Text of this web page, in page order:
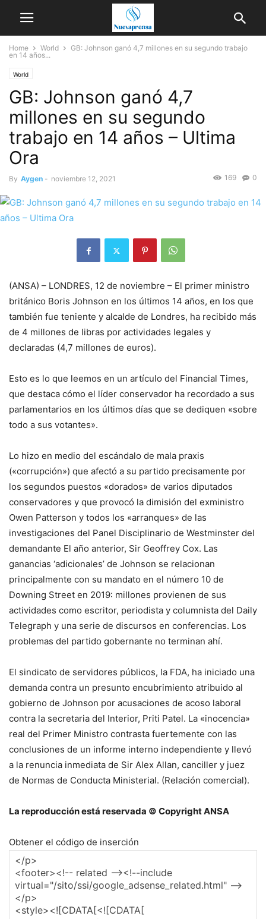
Home World
GB: Johnson ganó 4,7 millones en su segundo trabajo
en 14 años...
World
GB: Johnson ganó 4,7
millones en su segundo
trabajo en 14 años – Ultima
Ora
By Aygen - noviembre 12, 2021 0
169
(ANSA) – LONDRES, 12 de noviembre – El primer ministro
británico Boris Johnson en los últimos 14 años, en los que
también fue teniente y alcalde de Londres, ha recibido más
de 4 millones de libras por actividades legales y
declaradas (4,7 millones de euros).
Esto es lo que leemos en un artículo del Financial Times,
que destaca cómo el líder conservador ha recordado a sus
parlamentarios en los últimos días que se dediquen «sobre
todo a sus votantes».
Lo hizo en medio del escándalo de mala praxis
(«corrupción») que afectó a su partido precisamente por
los segundos puestos «dorados» de varios diputados
conservadores y que provocó la dimisión del exministro
Owen Patterson y todos los «arranques» de las
investigaciones del Panel Disciplinario de Westminster del
demandante El año anterior, Sir Geoffrey Cox. Las
ganancias ‘adicionales’ de Johnson se relacionan
principalmente con su mandato en el número 10 de
Downing Street en 2019: millones provienen de sus
actividades como escritor, periodista y columnista del Daily
Telegraph y una serie de discursos en conferencias. Los
problemas del partido gobernante no terminan ahí.
El sindicato de servidores públicos, la FDA, ha iniciado una
demanda contra un presunto encubrimiento atribuido al
gobierno de Johnson por acusaciones de acoso laboral
contra la secretaria del Interior, Priti Patel. La «inocencia»
real del Primer Ministro contrasta fuertemente con las
conclusiones de un informe interno independiente y llevó
a la renuncia inmediata de Sir Alex Allan, canciller y juez
de Normas de Conducta Ministerial. (Relación comercial).
La reproducción está reservada © Copyright ANSA
Obtener el código de inserción